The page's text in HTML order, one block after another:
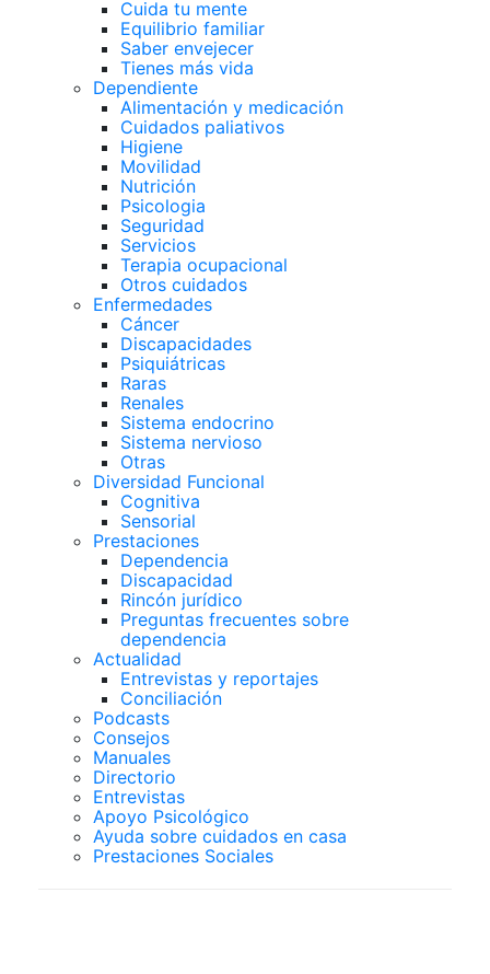
Cuida tu mente
Equilibrio familiar
Saber envejecer
Tienes más vida
Dependiente
Alimentación y medicación
Cuidados paliativos
Higiene
Movilidad
Nutrición
Psicologia
Seguridad
Servicios
Terapia ocupacional
Otros cuidados
Enfermedades
Cáncer
Discapacidades
Psiquiátricas
Raras
Renales
Sistema endocrino
Sistema nervioso
Otras
Diversidad Funcional
Cognitiva
Sensorial
Prestaciones
Dependencia
Discapacidad
Rincón jurídico
Preguntas frecuentes sobre
dependencia
Actualidad
Entrevistas y reportajes
Conciliación
Podcasts
Consejos
Manuales
Directorio
Entrevistas
Apoyo Psicológico
Ayuda sobre cuidados en casa
Prestaciones Sociales